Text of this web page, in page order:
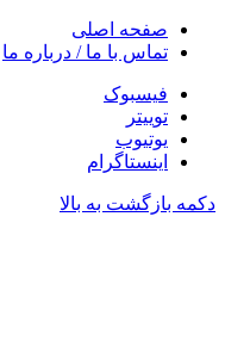
صفحه اصلی
تماس با ما / درباره ما
فیسبوک
توییتر
یوتیوب
اینستاگرام
دکمه بازگشت به بالا